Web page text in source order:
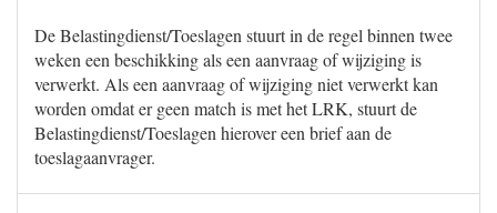
De Belastingdienst/Toeslagen stuurt in de regel binnen twee
weken een beschikking als een aanvraag of wijziging is
verwerkt. Als een aanvraag of wijziging niet verwerkt kan
worden omdat er geen match is met het LRK, stuurt de
Belastingdienst/Toeslagen hierover een brief aan de
toeslagaanvrager.